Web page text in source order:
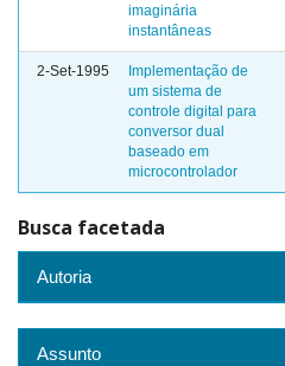
imaginária
instantâneas
2-Set-1995
Implementação de
um sistema de
controle digital para
conversor dual
baseado em
microcontrolador
Busca facetada
Autoria
Assunto